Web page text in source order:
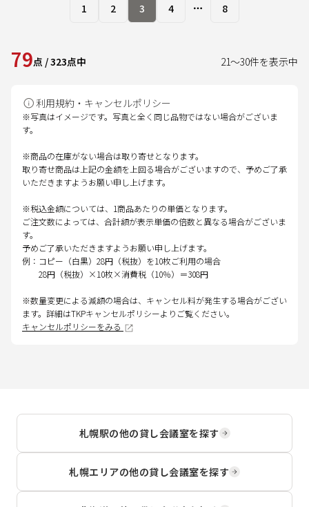
1 2 3 4 More pages
8
79点 /323点中 21～30件を表示中
利用規約・キャンセルポリシー
※写真はイメージです。写真と全く同じ品物ではない場合がございま
す。
※商品の在庫がない場合は取り寄せとなります。
取り寄せ商品は上記の金額を上回る場合がございますので、予めご了承
いただきますようお願い申し上げます。
※税込金額については、1商品あたりの単価となります。
ご注文数によっては、合計額が表示単価の倍数と異なる場合がございま
す。
予めご了承いただきますようお願い申し上げます。
例：コピー（白黒）28円（税抜）を10枚ご利用の場合
28円（税抜）×10枚×消費税（10％）＝308円
※数量変更による減額の場合は、キャンセル料が発生する場合がござい
ます。詳細はTKPキャンセルポリシーよりご覧ください。
キャンセルポリシーをみる
札幌駅の他の貸し会議室を探す
札幌エリアの他の貸し会議室を探す